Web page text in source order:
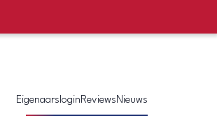
Eigenaarslogin Reviews Nieuws